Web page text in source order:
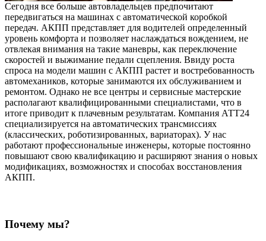
Сегодня все больше автовладельцев предпочитают
передвигаться на машинах с автоматической коробкой
передач. АКПП представляет для водителей определенный
уровень комфорта и позволяет наслаждаться вождением, не
отвлекая внимания на такие маневры, как переключение
скоростей и выжимание педали сцепления. Ввиду роста
спроса на модели машин с АКПП растет и востребованность
автомехаников, которые занимаются их обслуживанием и
ремонтом. Однако не все центры и сервисные мастерские
располагают квалифицированными специалистами, что в
итоге приводит к плачевным результатам. Компания АТТ24
специализируется на автоматических трансмиссиях
(классических, роботизированных, вариаторах). У нас
работают профессиональные инженеры, которые постоянно
повышают свою квалификацию и расширяют знания о новых
модификациях, возможностях и способах восстановления
АКПП.
Почему мы?